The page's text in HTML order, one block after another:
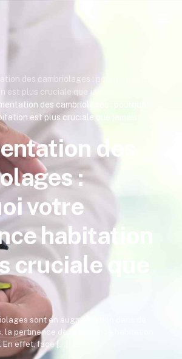
des cambriolages : pourquoi votre
est plus cruciale que jamais
des cambriolages : pourquoi
est plus cruciale que jamais
des
:
votre
habitation
cruciale que
sont en augmentation dans de
la pertinence de l’assurance habitation
En effet, face […]